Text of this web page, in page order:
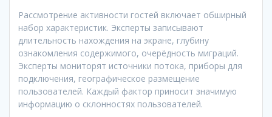
Рассмотрение активности гостей включает обширный
набор характеристик. Эксперты записывают
длительность нахождения на экране, глубину
ознакомления содержимого, очерёдность миграций.
Эксперты мониторят источники потока, приборы для
подключения, географическое размещение
пользователей. Каждый фактор приносит значимую
информацию о склонностях пользователей.